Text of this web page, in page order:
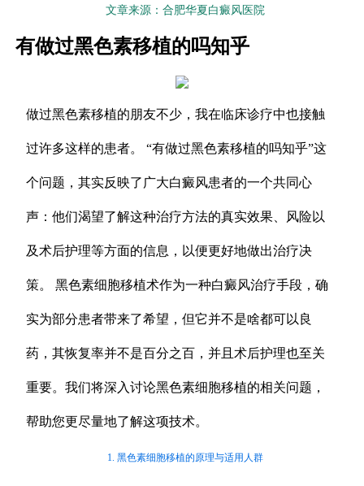
文章来源：合肥华夏白癜风医院
有做过黑色素移植的吗知乎
做过黑色素移植的朋友不少，我在临床诊疗中也接触
过许多这样的患者。 “有做过黑色素移植的吗知乎”这
个问题，其实反映了广大白癜风患者的一个共同心
声：他们渴望了解这种治疗方法的真实效果、风险以
及术后护理等方面的信息，以便更好地做出治疗决
策。 黑色素细胞移植术作为一种白癜风治疗手段，确
实为部分患者带来了希望，但它并不是啥都可以良
药，其恢复率并不是百分之百，并且术后护理也至关
重要。我们将深入讨论黑色素细胞移植的相关问题，
帮助您更尽量地了解这项技术。
1. 黑色素细胞移植的原理与适用人群